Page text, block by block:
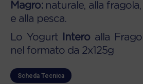
Magro: naturale, alla
e alla pesca.
Lo Yogurt
Intero alla
nel formato da 2x125g
Scheda Tecnica